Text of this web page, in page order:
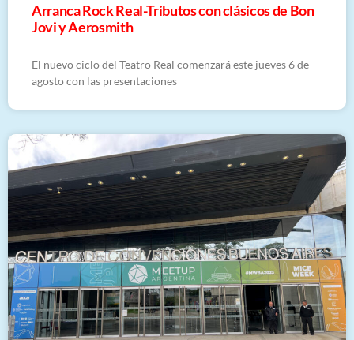
Arranca Rock Real-Tributos con clásicos de Bon
Jovi y Aerosmith
El nuevo ciclo del Teatro Real comenzará este jueves 6 de
agosto con las presentaciones